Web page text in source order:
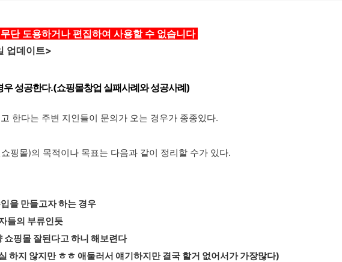
무단 도용하거나 편집하여 사용할 수 없습니다
업데이트>
우 성공한다.(쇼핑몰창업 실패사례와 성공사례)
한다는 주변 지인들이 문의가 오는 경우가 종종있다.
핑몰)의 목적이나 목표는 다음과 같이 정리할 수가 있다.
을 만들고자 하는 경우
들의 부류인듯
쇼핑몰 잘된다고 하니 해보련다
하지 않지만 ㅎㅎ 애둘러서 얘기하지만 결국 할거 없어서가 가장많다)